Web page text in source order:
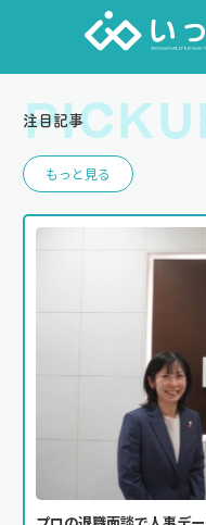
注目記事
もっと見る